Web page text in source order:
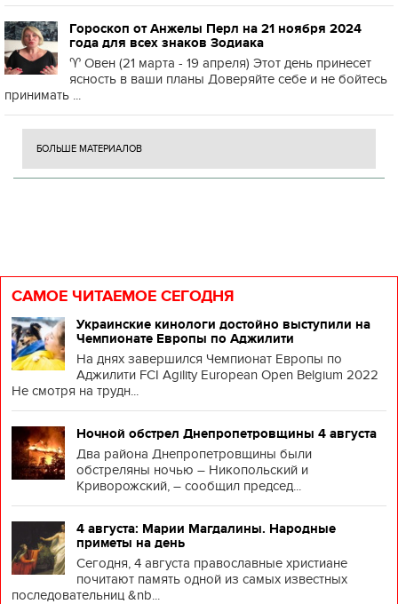
Гороскоп от Анжелы Перл на 21 ноября 2024
года для всех знаков Зодиака
♈️ Овен (21 марта - 19 апреля) Этот день принесет
ясность в ваши планы Доверяйте себе и не бойтесь
принимать ...
БОЛЬШЕ МАТЕРИАЛОВ
САМОЕ ЧИТАЕМОЕ СЕГОДНЯ
Украинские кинологи достойно выступили на
Чемпионате Европы по Аджилити
На днях завершился Чемпионат Европы по
Аджилити FCI Agility European Open Belgium 2022
Не смотря на трудн...
Ночной обстрел Днепропетровщины 4 августа
Два района Днепропетровщины были
обстреляны ночью – Никопольский и
Криворожский, – сообщил председ...
4 августа: Марии Магдалины. Народные
приметы на день
Сегодня, 4 августа православные христиане
почитают память одной из самых известных
последовательниц &nb...